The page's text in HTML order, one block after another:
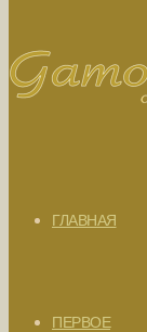
ГЛАВНАЯ
ПЕРВОЕ